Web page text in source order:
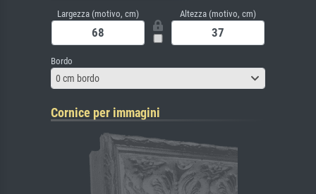
Largezza (motivo, cm) Altezza (motivo, cm)
Bordo
0 cm bordo
Cornice per immagini